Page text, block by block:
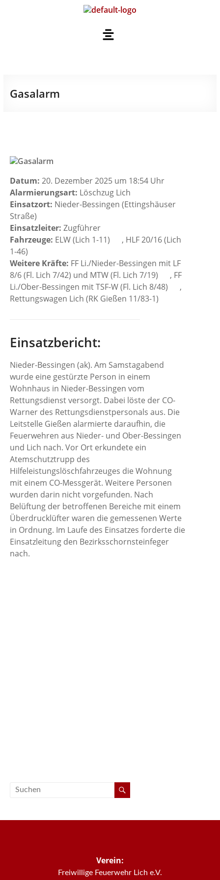
Gasalarm
Datum: 20. Dezember 2025 um 18:54 Uhr
Alarmierungsart: Löschzug Lich
Einsatzort: Nieder-Bessingen (Ettingshäuser
Straße)
Einsatzleiter: Zugführer
Fahrzeuge: ELW (Lich 1-11)
, HLF 20/16 (Lich
1-46)
Weitere Kräfte: FF Li./Nieder-Bessingen mit LF
8/6 (Fl. Lich 7/42) und MTW (Fl. Lich 7/19)
, FF
Li./Ober-Bessingen mit TSF-W (Fl. Lich 8/48)
,
Rettungswagen Lich (RK Gießen 11/83-1)
Einsatzbericht:
Nieder-Bessingen (ak). Am Samstagabend
wurde eine gestürzte Person in einem
Wohnhaus in Nieder-Bessingen vom
Rettungsdienst versorgt. Dabei löste der CO-
Warner des Rettungsdienstpersonals aus. Die
Leitstelle Gießen alarmierte daraufhin, die
Feuerwehren aus Nieder- und Ober-Bessingen
und Lich nach. Vor Ort erkundete ein
Atemschutztrupp des
Hilfeleistungslöschfahrzeuges die Wohnung
mit einem CO-Messgerät. Weitere Personen
wurden darin nicht vorgefunden. Nach
Belüftung der betroffenen Bereiche mit einem
Überdrucklüfter waren die gemessenen Werte
in Ordnung. Im Laufe des Einsatzes forderte die
Einsatzleitung den Bezirksschornsteinfeger
nach.
Verein:
Freiwillige Feuerwehr Lich e.V.